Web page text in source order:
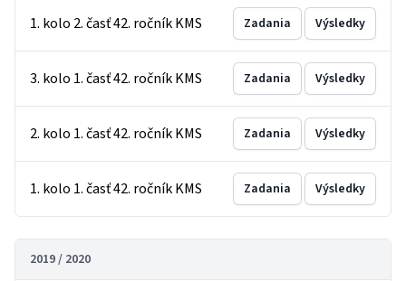
1. kolo 2. časť 42. ročník KMS Zadania Výsledky
3. kolo 1. časť 42. ročník KMS Zadania Výsledky
2. kolo 1. časť 42. ročník KMS Zadania Výsledky
1. kolo 1. časť 42. ročník KMS Zadania Výsledky
2019 / 2020